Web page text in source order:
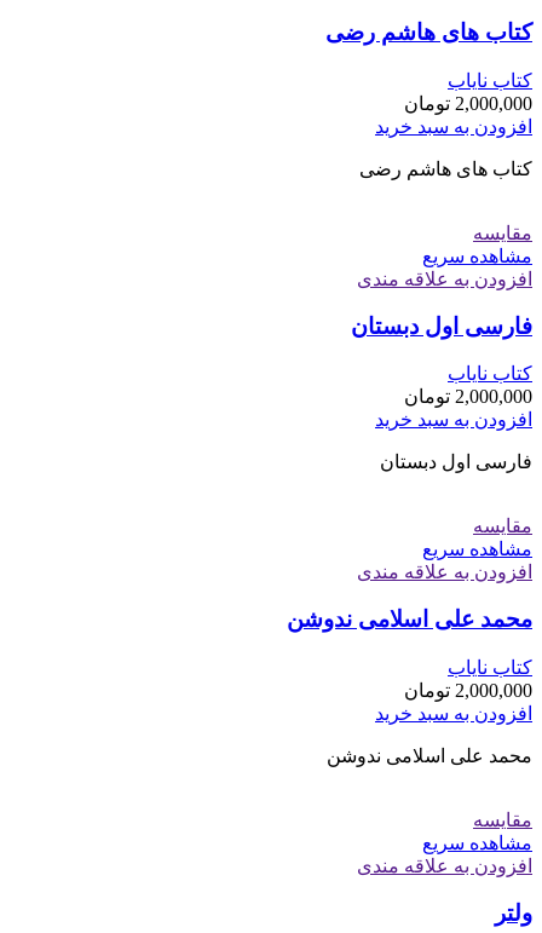
کتاب های هاشم رضی
کتاب نایاب
2,000,000 تومان
افزودن به سبد خرید
کتاب های هاشم رضی
مقایسه
مشاهده سریع
افزودن به علاقه مندی
فارسی اول دبستان
کتاب نایاب
2,000,000 تومان
افزودن به سبد خرید
فارسی اول دبستان
مقایسه
مشاهده سریع
افزودن به علاقه مندی
محمد علی اسلامی ندوشن
کتاب نایاب
2,000,000 تومان
افزودن به سبد خرید
محمد علی اسلامی ندوشن
مقایسه
مشاهده سریع
افزودن به علاقه مندی
ولتر